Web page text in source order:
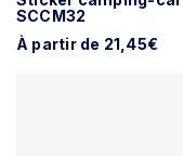
SCCM32
À partir de 21,45€